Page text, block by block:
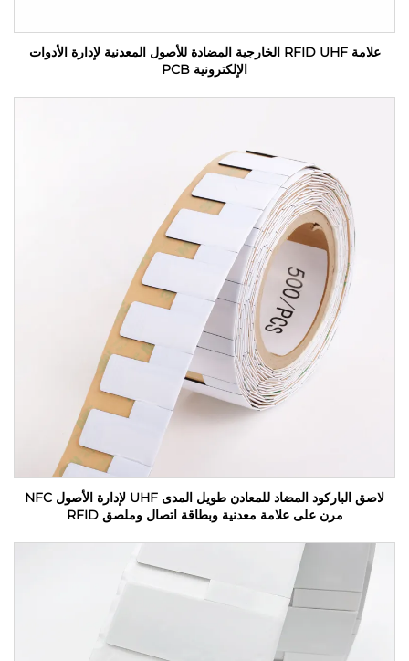
علامة RFID UHF الخارجية المضادة للأصول المعدنية لإدارة الأدوات
الإلكترونية PCB
لاصق الباركود المضاد للمعادن طويل المدى UHF لإدارة الأصول NFC
مرن على علامة معدنية وبطاقة اتصال وملصق RFID